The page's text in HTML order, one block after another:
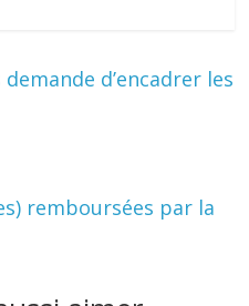
demande d’encadrer les
remboursées par la